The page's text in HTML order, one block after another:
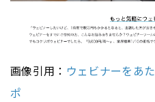
画像引用： ウェビナーをあ
ポ